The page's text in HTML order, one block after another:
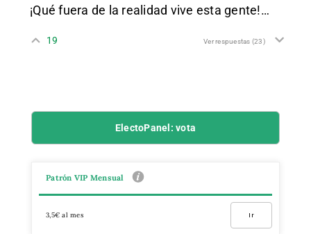
¡Qué fuera de la realidad vive esta gente!…
19 Ver respuestas (23)
ElectoPanel: vota
Patrón VIP Mensual
3,5€ al mes Ir